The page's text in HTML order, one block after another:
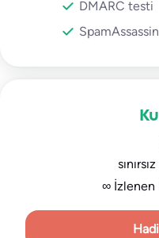
DMARC testi
∞ İzlenen